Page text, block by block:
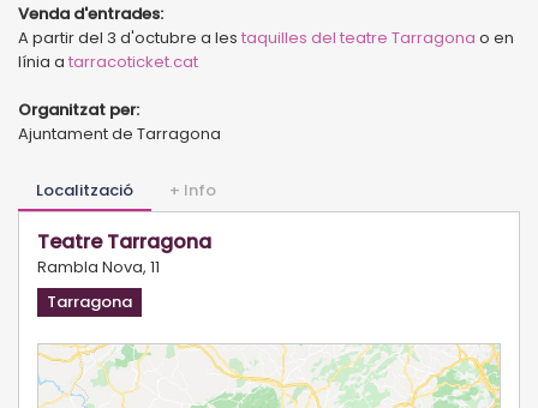
Venda d'entrades:
A partir del 3 d'octubre a les taquilles del teatre Tarragona o en
línia a tarracoticket.cat
Organitzat per:
Ajuntament de Tarragona
Localització + Info
Teatre Tarragona
Rambla Nova, 11
Tarragona